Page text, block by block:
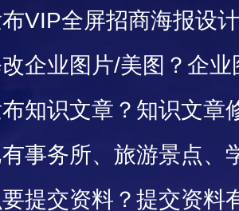
VIP全屏招商海报设
？
企业图片/美图？企
知识文章？知识文章
事务所、旅游景点、
领管理？如何证明自
提交资料？提交资料